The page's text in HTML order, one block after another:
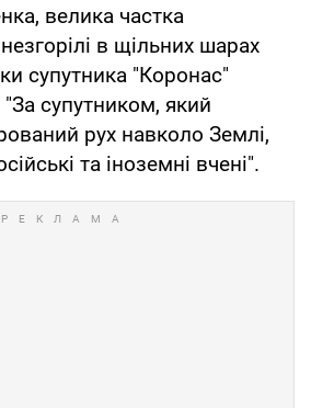
велика частка
в щільних шарах
супутника "Коронас"
супутником, який
рух навколо Землі,
та іноземні вчені".